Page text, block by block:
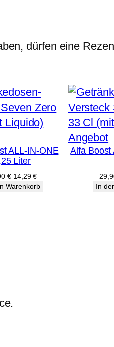
dürfen eine
ALL-IN-ONE
Liter
€ Ursprünglicher
Preis
14,29€Aktueller
Preis
Warenkorb
Angebot
Alfa Boost
In